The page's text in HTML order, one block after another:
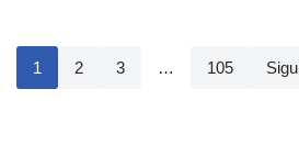
1 2 3 … 105